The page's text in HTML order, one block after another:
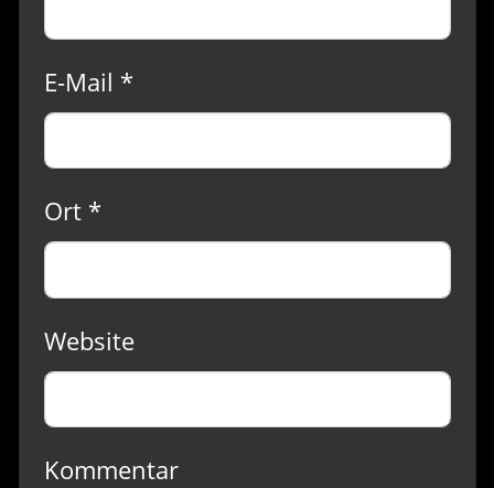
E-Mail *
Ort *
Website
Kommentar